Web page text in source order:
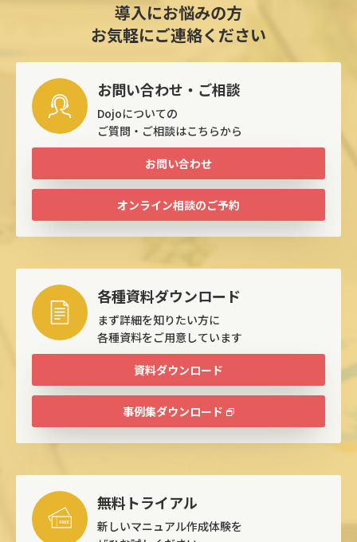
導入にお悩みの方
お気軽にご連絡ください
お問い合わせ・ご相談
Dojoについての
ご質問・ご相談はこちらから
お問い合わせ
オンライン相談のご予約
各種資料ダウンロード
まず詳細を知りたい方に
各種資料をご用意しています
資料ダウンロード
事例集ダウンロード
無料トライアル
新しいマニュアル作成体験を